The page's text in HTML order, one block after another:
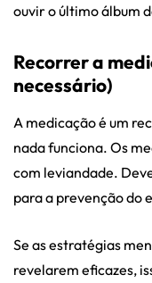
ouvir o último álbum
Recorrer a
necessário)
A medicação é um
nada funciona. Os
com leviandade.
para a prevenção do
Se as estratégias
revelarem eficazes,